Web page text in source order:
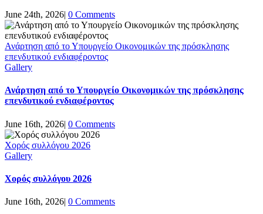
June 24th, 2026| 0 Comments
Ανάρτηση από το Υπουργείο Οικονομικών της πρόσκλησης
επενδυτικού ενδιαφέροντος
Gallery
Ανάρτηση από το Υπουργείο Οικονομικών της πρόσκλησης
επενδυτικού ενδιαφέροντος
June 16th, 2026| 0 Comments
Χορός συλλόγου 2026
Gallery
Χορός συλλόγου 2026
June 16th, 2026| 0 Comments